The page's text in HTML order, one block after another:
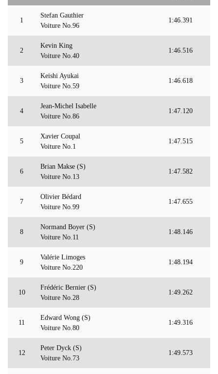
1
Stefan Gauthier
Voiture No.96
1:46.391
2
Kevin King
Voiture No.40
1:46.516
3
Keishi Ayukai
Voiture No.59
1:46.618
4
Jean-Michel Isabelle
Voiture No.86
1:47.120
5
Xavier Coupal
Voiture No.1
1:47.515
6
Brian Makse (S)
Voiture No.13
1:47.582
7
Olivier Bédard
Voiture No.99
1:47.655
8
Normand Boyer (S)
Voiture No.11
1:48.146
9
Valérie Limoges
Voiture No.220
1:48.194
10
Frédéric Bernier (S)
Voiture No.28
1:49.262
11
Edward Wong (S)
Voiture No.80
1:49.316
12
Peter Dyck (S)
Voiture No.73
1:49.573